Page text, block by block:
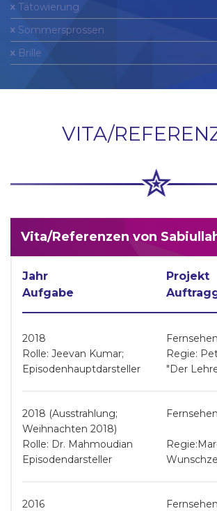
Tätowierung
Sommersprossen
Brille
VITA/
Vita/Referenzen von
Jahr
Projekt
Aufgabe
2018
Fernsehen
Rolle: Jeevan Kumar;
Episodenhauptdarsteller
Regie:
"Der
2018 (Ausstrahlung;
Weihnachten 2018)
Fernsehen
Rolle: Dr. Mahmoudian
Episodendarsteller
2016
Fernsehen